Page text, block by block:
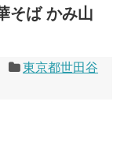
そば かみ山
東京都世田谷